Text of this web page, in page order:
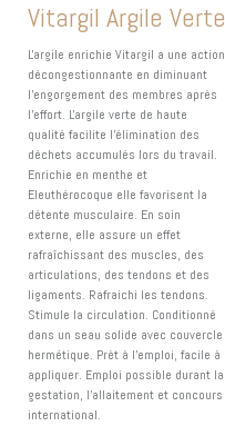
Vitargil Argile Verte
L'argile enrichie Vitargil a une action
décongestionnante en diminuant
l'engorgement des membres après
l'effort. L'argile verte de haute
qualité facilite l'élimination des
déchets accumulés lors du travail.
Enrichie en menthe et
Eleuthérocoque elle favorisent la
détente musculaire. En soin
externe, elle assure un effet
rafraîchissant des muscles, des
articulations, des tendons et des
ligaments. Rafraichi les tendons.
Stimule la circulation. Conditionné
dans un seau solide avec couvercle
hermétique. Prèt à l'emploi, facile à
appliquer. Emploi possible durant la
gestation, l'allaitement et concours
international.